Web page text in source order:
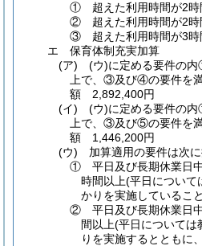
①
超えた利用時間が2
②
超えた利用時間が2
③
超えた利用時間が3
エ
保育体制充実加算
(ア)
(ウ)に定める要件の
上で、③及び④の要件を
額 2,892,400円
(イ)
(ウ)に定める要件の
上で、③及び⑤の要件を
額 1,446,200円
(ウ)
加算適用の要件は次
①
平日及び長期休業日
時間以上(平日について
かりを実施していること
②
平日及び長期休業日
間以上(平日については
りを実施するとともに